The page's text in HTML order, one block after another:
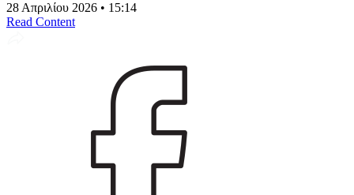
28 Απριλίου 2026 • 15:14
Read Content